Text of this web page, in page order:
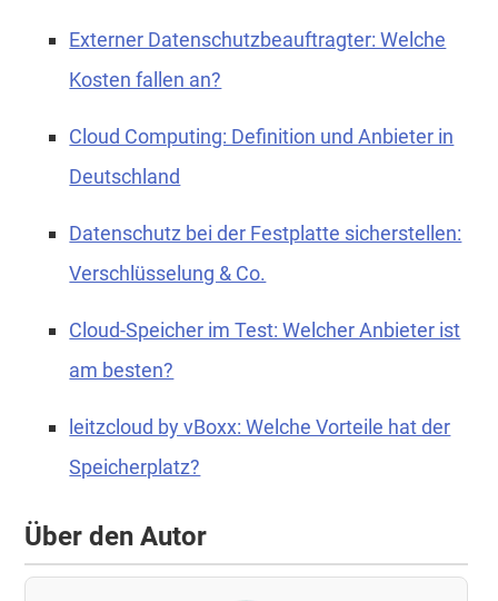
Externer Datenschutzbeauftragter: Welche
Kosten fallen an?
Cloud Computing: Definition und Anbieter in
Deutschland
Datenschutz bei der Festplatte sicherstellen:
Verschlüsselung & Co.
Cloud-Speicher im Test: Welcher Anbieter ist
am besten?
leitzcloud by vBoxx: Welche Vorteile hat der
Speicherplatz?
Über den Autor